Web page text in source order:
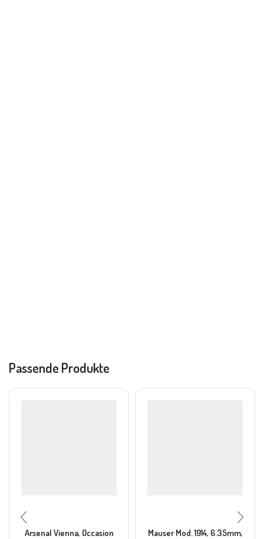
Passende Produkte
Arsenal Vienna, Occasion Mauser Mod. 1914, 6.35mm,